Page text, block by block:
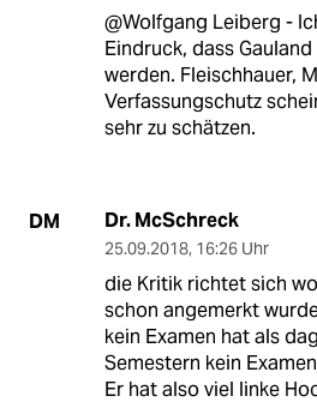
@Wolfgang Leiberg -
Eindruck, dass
werden. Fleischhauer,
Verfassungschutz
sehr zu schätzen.
DM Dr. McSchreck
25.09.2018, 16:26 Uhr
die Kritik richtet sich
schon angemerkt
kein Examen hat als
Semestern kein
Er hat also viel linke